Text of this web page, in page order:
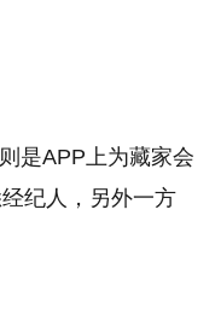
是APP上为藏家会
纪人，另外一方